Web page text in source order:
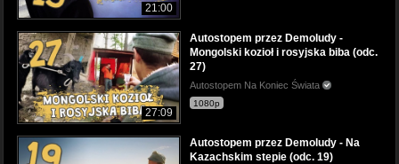
21:00
27:09
Autostopem przez Demoludy -
Mongolski kozioł i rosyjska biba (odc.
27)
Autostopem Na Koniec Świata
1080p
Autostopem przez Demoludy - Na
Kazachskim stepie (odc. 19)